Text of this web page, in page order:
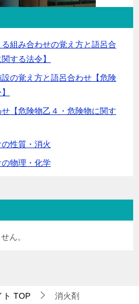
組み合わせの覚え方と語呂合
する法令】
の覚え方と語呂合わせ【危険
【危険物乙４・危険物に関す
性質・消火
の物理・化学
ん。
TOP 消火剤